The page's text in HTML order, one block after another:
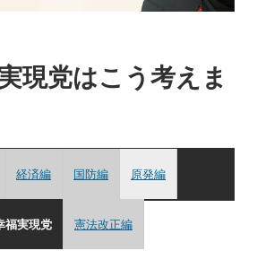
現党はこう考えま
経済編 国防編 原発編
福実現党 憲法改正編